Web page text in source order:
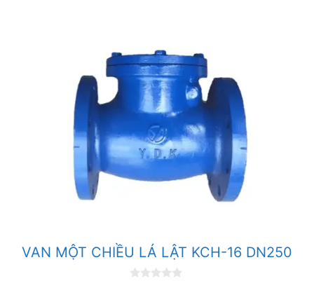
VAN MỘT CHIỀU LÁ LẬT KCH-16 DN250